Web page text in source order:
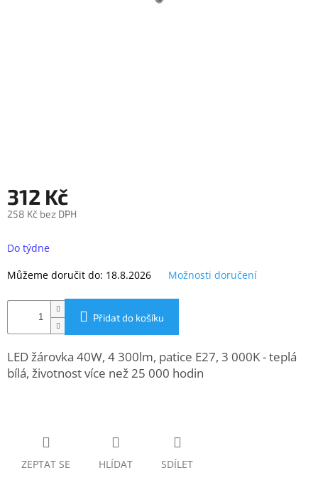
servisy
a
pojištění
Splátky
www.inpraise.cz
Gaming
sport
312 Kč
258 Kč bez DPH
cena:
Do týdne
Můžeme doručit do: 18.8.2026 Možnosti doručení
Přidat do košíku
LED žárovka 40W, 4 300lm, patice E27, 3 000K - teplá
bílá, životnost více než 25 000 hodin
ZEPTAT SE HLÍDAT SDÍLET